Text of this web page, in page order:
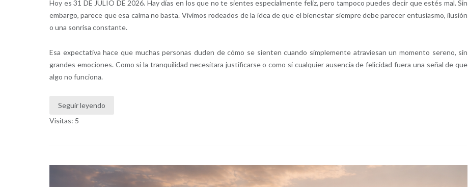
Hoy es 31 DE JULIO DE 2026. Hay días en los que no te sientes especialmente feliz, pero tampoco puedes decir que estés mal. Sin
embargo, parece que esa calma no basta. Vivimos rodeados de la idea de que el bienestar siempre debe parecer entusiasmo, ilusión
o una sonrisa constante.
Esa expectativa hace que muchas personas duden de cómo se sienten cuando simplemente atraviesan un momento sereno, sin
grandes emociones. Como si la tranquilidad necesitara justificarse o como si cualquier ausencia de felicidad fuera una señal de que
algo no funciona.
Seguir leyendo
Visitas: 5